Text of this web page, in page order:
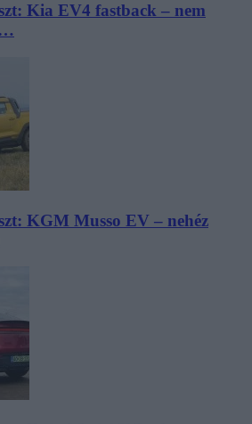
Kia EV4 fastback – nem
KGM Musso EV – nehéz